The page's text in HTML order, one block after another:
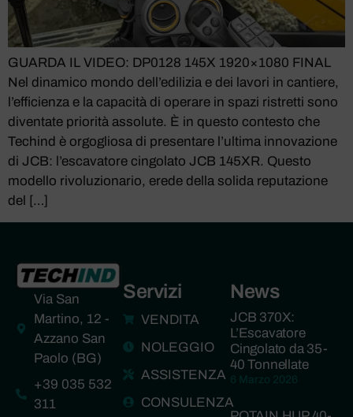
GUARDA IL VIDEO: DP0128 145X 1920×1080 FINAL
Nel dinamico mondo dell’edilizia e dei lavori in cantiere,
l’efficienza e la capacità di operare in spazi ristretti sono
diventate priorità assolute. È in questo contesto che
Techind è orgogliosa di presentare l’ultima innovazione
di JCB: l’escavatore cingolato JCB 145XR. Questo
modello rivoluzionario, erede della solida reputazione
del […]
Via San
Martino, 12 -
Azzano San
Paolo (BG)
+39 035 532
311
Servizi
VENDITA
NOLEGGIO
ASSISTENZA
CONSULENZA
News
JCB 370X:
L’Escavatore
Cingolato da 35-
40 Tonnellate
6 Marzo 2026